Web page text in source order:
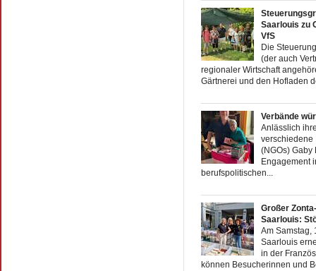
Saarlouis zu
VfS
Die
(der auch
regionaler Wirtschaft
Gärtnerei und den Hofladen
Verbände
Anlässlich
verschiedene
(NGOs)
Engagement
berufspolitischen...
Großer
Saarlouis:
Am Samstag,
Saarlouis
in der
können Besucherinnen und